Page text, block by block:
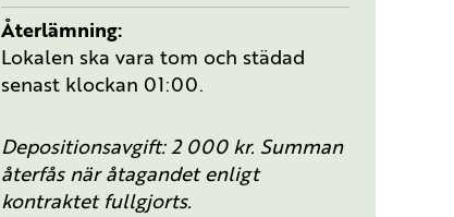
Återlämning
Lokalen ska vara tom och städad
senast klockan 01:00.
Depositionsavgift: 2 000 kr. Summan
återfås när åtagandet enligt
kontraktet fullgjorts.